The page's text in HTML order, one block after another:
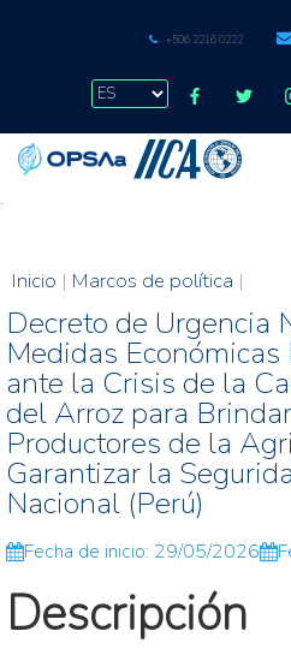
+506 2216 0222
.
Inicio | Marcos de política |
Decreto de Urgencia
Medidas
ante la Crisis de la
del Arroz para
Productores de la
Garantizar la
Nacional (Perú)
Fecha de inicio: 29/05/2026
Descripción